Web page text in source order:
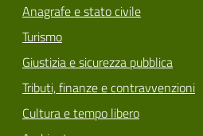
Anagrafe e stato civile
Turismo
Giustizia e sicurezza pubblica
Tributi, finanze e contravvenzioni
Cultura e tempo libero